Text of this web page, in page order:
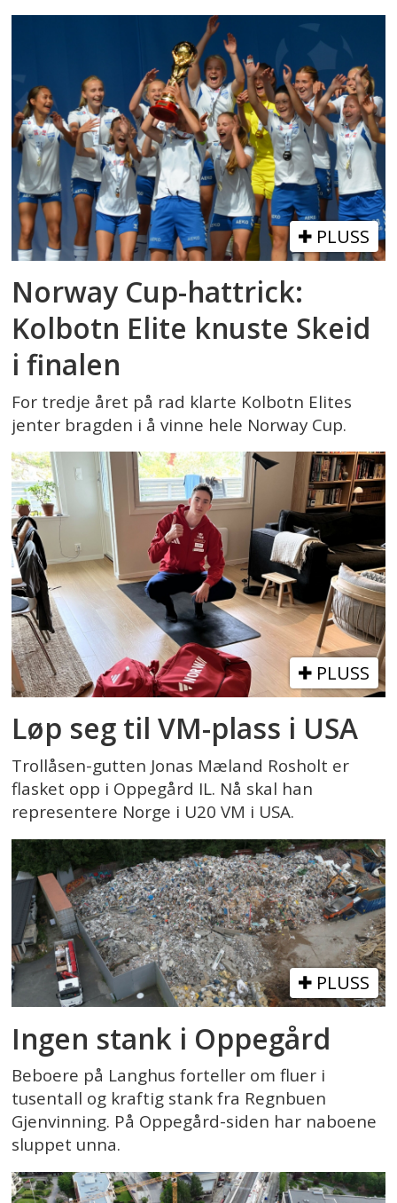
PLUSS
Norway Cup-hattrick:
Kolbotn Elite knuste Skeid
i finalen
For tredje året på rad klarte Kolbotn Elites
jenter bragden i å vinne hele Norway Cup.
PLUSS
Løp seg til VM-plass i USA
Trollåsen-gutten Jonas Mæland Rosholt er
flasket opp i Oppegård IL. Nå skal han
representere Norge i U20 VM i USA.
PLUSS
Ingen stank i Oppegård
Beboere på Langhus forteller om fluer i
tusentall og kraftig stank fra Regnbuen
Gjenvinning. På Oppegård-siden har naboene
sluppet unna.